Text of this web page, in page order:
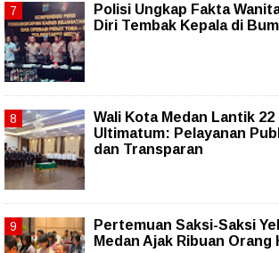
Polisi Ungkap Fakta
Diri Tembak Kepala di
Wali Kota Medan Lantik
Ultimatum: Pelayanan
dan Transparan
Pertemuan Saksi-Saksi
Medan Ajak Ribuan Orang